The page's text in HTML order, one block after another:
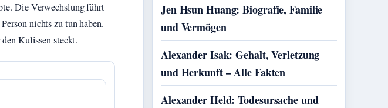
Die Verwechslung führt
nichts zu tun haben.
Kulissen steckt.
Jen Hsun Huang: Biografie, Familie
und Vermögen
Alexander Isak: Gehalt, Verletzung
und Herkunft – Alle Fakten
Alexander Held: Todesursache und